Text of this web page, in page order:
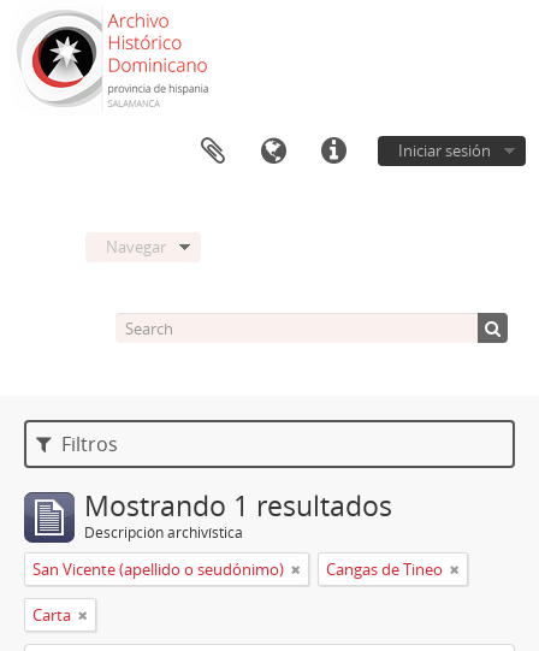
Iniciar sesión
Navegar
Filtros
Mostrando 1 resultados
Descripción archivística
San Vicente (apellido o seudónimo) Cangas de Tineo
Carta